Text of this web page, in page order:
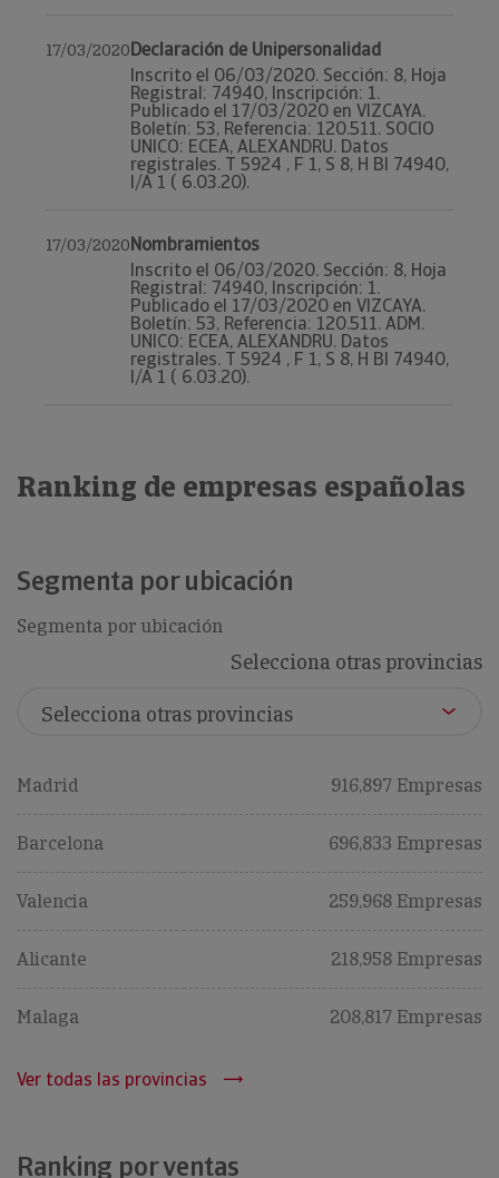
17/03/2020Declaración de Unipersonalidad
Inscrito el 06/03/2020. Sección: 8, Hoja
Registral: 74940, Inscripción: 1.
Publicado el 17/03/2020 en VIZCAYA.
Boletín: 53, Referencia: 120.511. SOCIO
UNICO: ECEA, ALEXANDRU. Datos
registrales. T 5924 , F 1, S 8, H BI 74940,
I/A 1 ( 6.03.20).
17/03/2020Nombramientos
Inscrito el 06/03/2020. Sección: 8, Hoja
Registral: 74940, Inscripción: 1.
Publicado el 17/03/2020 en VIZCAYA.
Boletín: 53, Referencia: 120.511. ADM.
UNICO: ECEA, ALEXANDRU. Datos
registrales. T 5924 , F 1, S 8, H BI 74940,
I/A 1 ( 6.03.20).
Ranking de empresas españolas
Segmenta por ubicación
Segmenta por ubicación
Selecciona otras provincias
Madrid 916,897 Empresas
Barcelona 696,833 Empresas
Valencia 259,968 Empresas
Alicante 218,958 Empresas
Malaga 208,817 Empresas
Ver todas las provincias
Ranking por ventas